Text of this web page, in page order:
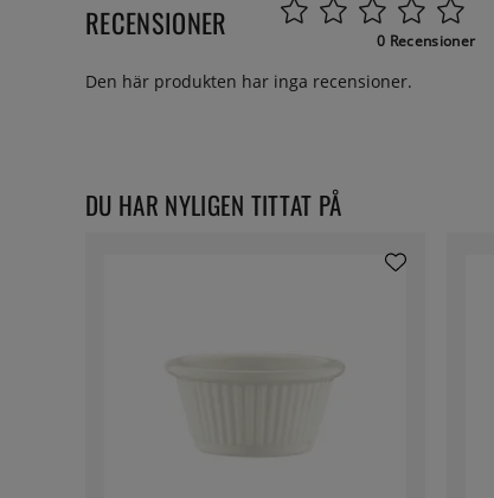
RECENSIONER 0 Recensioner
Den här produkten har inga recensioner.
DU HAR NYLIGEN TITTAT PÅ